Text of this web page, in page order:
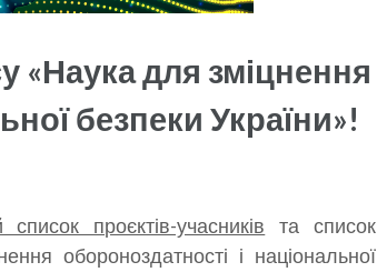
«Наука для зміцнення
безпеки України»!
список проєктів-учасників та список
обороноздатності і національної